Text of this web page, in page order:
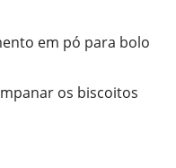
em pó para bolo
os biscoitos